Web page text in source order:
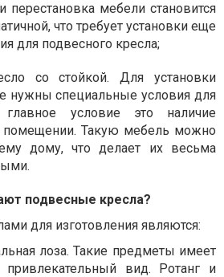
перестановка мебели становится
что требует установки еще
для подвесного кресла;
со стойкой. Для установки
нужны специальные условия для
главное условие это наличие
помещении. Такую мебель можно
дому, что делает их весьма
подвесные кресла?
для изготовления являются:
лоза. Такие предметы имеет
привлекательный вид. Ротанг и